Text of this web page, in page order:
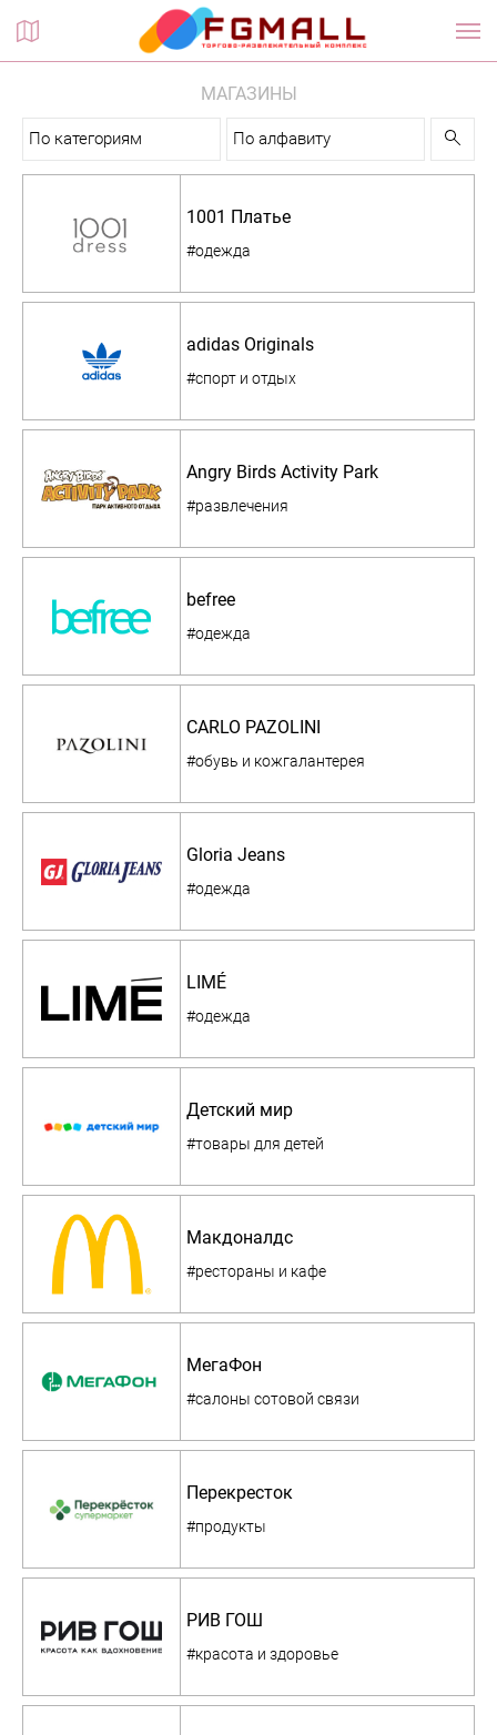
Планы этажей
МАГАЗИНЫ
По категориям По алфавиту
1001 Платье
#одежда
adidas Originals
#спорт и отдых
Angry Birds Activity Park
#развлечения
befree
#одежда
CARLO PAZOLINI
#обувь и кожгалантерея
Gloria Jeans
#одежда
LIMÉ
#одежда
Детский мир
#товары для детей
Макдоналдс
#рестораны и кафе
МегаФон
#салоны сотовой связи
Перекресток
#продукты
РИВ ГОШ
#красота и здоровье